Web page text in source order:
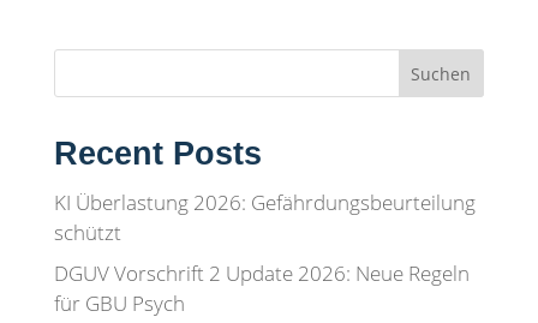
Suchen
Recent Posts
KI Überlastung 2026: Gefährdungsbeurteilung
schützt
DGUV Vorschrift 2 Update 2026: Neue Regeln
für GBU Psych